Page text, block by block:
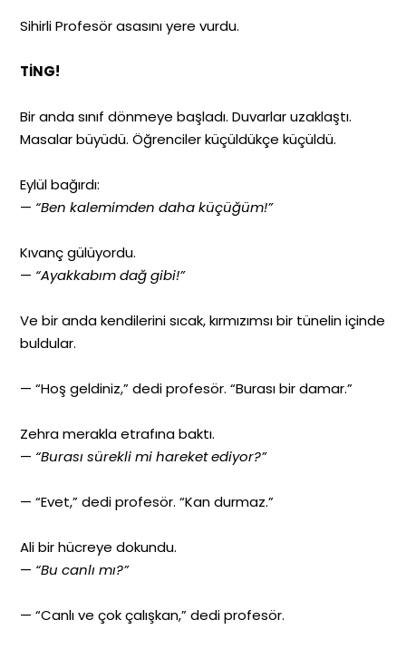
Sihirli Profesör asasını yere vurdu.
TİNG!
Bir anda sınıf dönmeye başladı. Duvarlar uzaklaştı.
Masalar büyüdü. Öğrenciler küçüldükçe küçüldü.
Eylül bağırdı:
— “Ben kalemimden daha küçüğüm!”
Kıvanç gülüyordu.
— “Ayakkabım dağ gibi!”
Ve bir anda kendilerini sıcak, kırmızımsı bir tünelin içinde
buldular.
— “Hoş geldiniz,” dedi profesör. “Burası bir damar.”
Zehra merakla etrafına baktı.
— “Burası sürekli mi hareket ediyor?”
— “Evet,” dedi profesör. “Kan durmaz.”
Ali bir hücreye dokundu.
— “Bu canlı mı?”
— “Canlı ve çok çalışkan,” dedi profesör.